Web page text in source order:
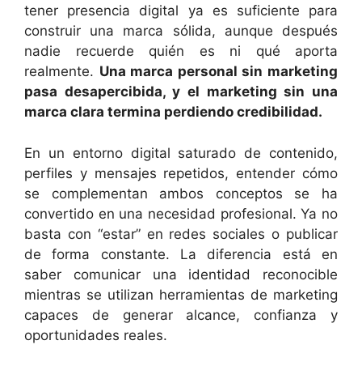
tener presencia digital ya es suficiente para
construir una marca sólida, aunque después
nadie recuerde quién es ni qué aporta
realmente. Una marca personal sin marketing
pasa desapercibida, y el marketing sin una
marca clara termina perdiendo credibilidad.
En un entorno digital saturado de contenido,
perfiles y mensajes repetidos, entender cómo
se complementan ambos conceptos se ha
convertido en una necesidad profesional. Ya no
basta con “estar” en redes sociales o publicar
de forma constante. La diferencia está en
saber comunicar una identidad reconocible
mientras se utilizan herramientas de marketing
capaces de generar alcance, confianza y
oportunidades reales.